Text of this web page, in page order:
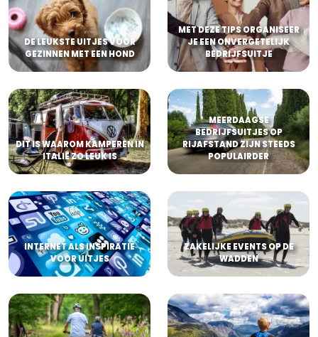
DE LEUKSTE UITJES VOOR
GEZINNEN MET EEN HOND
MET DEZE TIPS ORGANISEER
JE EEN ONVERGETELIJK
BEDRIJFSUITJE
DIT IS WAAROM KAMPEREN IN
ITALIË ZO LEUK IS
MEERDAAGSE
BEDRIJFSUITJES OP
RIJAFSTAND ZIJN STEEDS
POPULAIRDER
INTERNET ALS INSPIRATIE
VOOR UITJES
ZAKELIJKE EVENTS OP DE
WADDEN